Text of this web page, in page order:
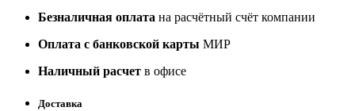
Безналичная оплата на расчётный счёт компании
Оплата с банковской карты МИР
Наличный расчет в офисе
Доставка